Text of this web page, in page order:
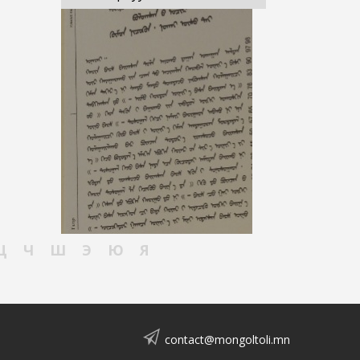
Ч Ш Э Ю Я
contact@mongoltoli.mn